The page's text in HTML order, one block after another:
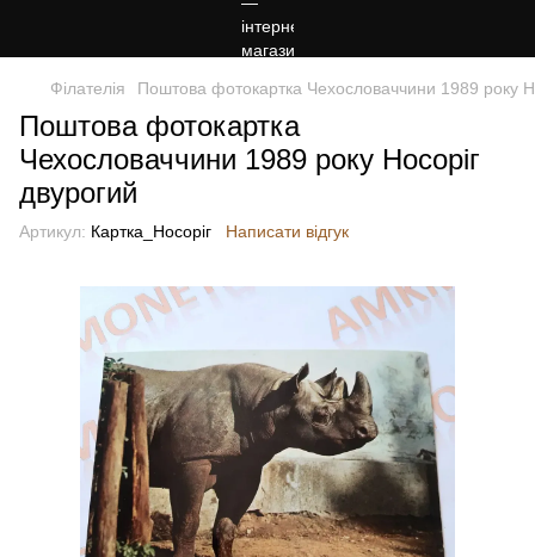
Філателія Поштова фотокартка Чехословаччини 1989 року
Поштова фотокартка
Чехословаччини 1989 року Носоріг
двурогий
Артикул: Картка_Носоріг Написати відгук